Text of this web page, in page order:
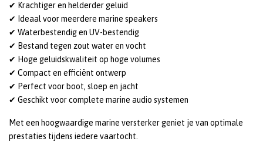
✔ Krachtiger en helderder geluid
✔ Ideaal voor meerdere marine speakers
✔ Waterbestendig en UV-bestendig
✔ Bestand tegen zout water en vocht
✔ Hoge geluidskwaliteit op hoge volumes
✔ Compact en efficiënt ontwerp
✔ Perfect voor boot, sloep en jacht
✔ Geschikt voor complete marine audio systemen
Met een hoogwaardige marine versterker geniet je van optimale
prestaties tijdens iedere vaartocht.